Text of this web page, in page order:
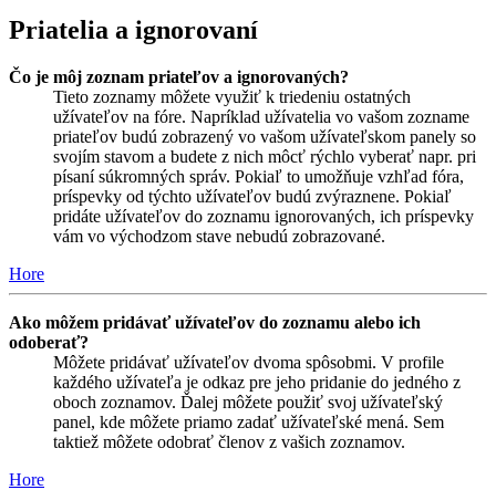
Priatelia a ignorovaní
Čo je môj zoznam priateľov a ignorovaných?
Tieto zoznamy môžete využiť k triedeniu ostatných
užívateľov na fóre. Napríklad užívatelia vo vašom zozname
priateľov budú zobrazený vo vašom užívateľskom panely so
svojím stavom a budete z nich môcť rýchlo vyberať napr. pri
písaní súkromných správ. Pokiaľ to umožňuje vzhľad fóra,
príspevky od týchto užívateľov budú zvýraznene. Pokiaľ
pridáte užívateľov do zoznamu ignorovaných, ich príspevky
vám vo východzom stave nebudú zobrazované.
Hore
Ako môžem pridávať užívateľov do zoznamu alebo ich
odoberať?
Môžete pridávať užívateľov dvoma spôsobmi. V profile
každého užívateľa je odkaz pre jeho pridanie do jedného z
oboch zoznamov. Ďalej môžete použiť svoj užívateľský
panel, kde môžete priamo zadať užívateľské mená. Sem
taktiež môžete odobrať členov z vašich zoznamov.
Hore